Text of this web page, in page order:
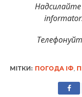
МІТКИ: ПОГОДА ІФ